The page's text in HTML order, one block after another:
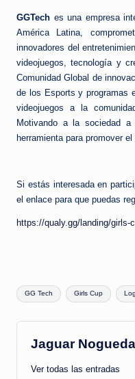
GGTech es una empresa
América Latina,
innovadores del
videojuegos, tecnología y
Comunidad Global de
de los Esports y programas
videojuegos a la
Motivando a la sociedad a
herramienta para promover el
Si estás interesada en
el enlace para que puedas
https://qualy.gg/landing/girls-
Etiquetas:
GG Tech Girls Cup
Jaguar Nogueda
Ver todas las entradas